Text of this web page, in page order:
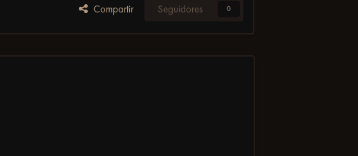
Compartir Seguidores 0